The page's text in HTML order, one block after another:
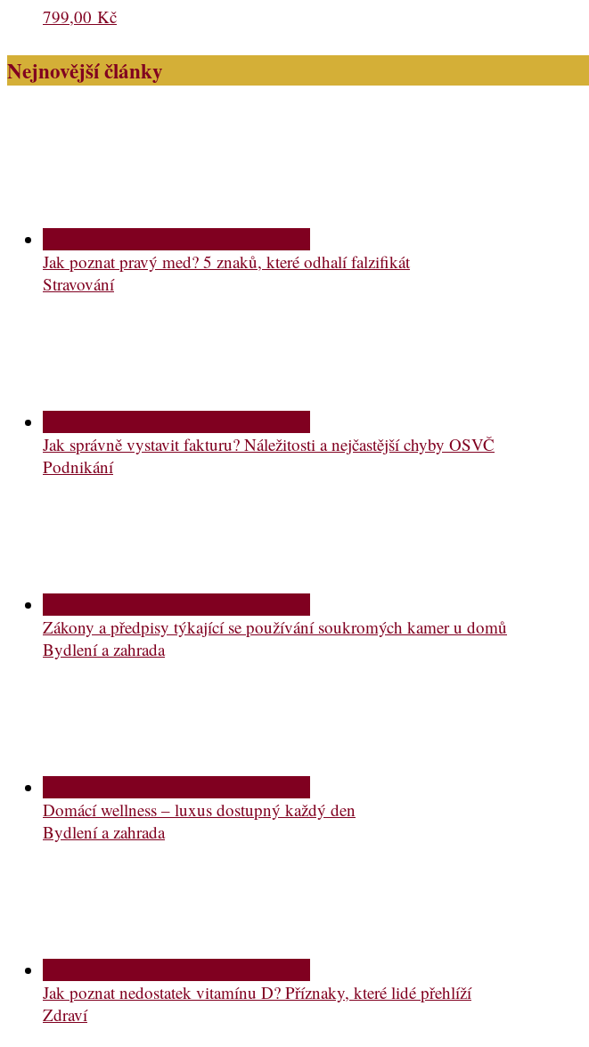
799,00 Kč
Nejnovější články
Jak poznat pravý med? 5 znaků, které odhalí falzifikát
Stravování
Jak správně vystavit fakturu? Náležitosti a nejčastější chyby OSVČ
Podnikání
Zákony a předpisy týkající se používání soukromých kamer u domů
Bydlení a zahrada
Domácí wellness – luxus dostupný každý den
Bydlení a zahrada
Jak poznat nedostatek vitamínu D? Příznaky, které lidé přehlíží
Zdraví